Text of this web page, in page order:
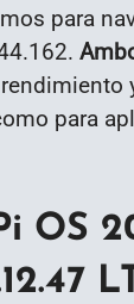
para
para
OS